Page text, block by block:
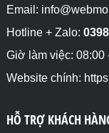
Email:
Hotline + Zalo:
Giờ làm việc: 08:00
Website chính:
HỖ TRỢ KHÁCH